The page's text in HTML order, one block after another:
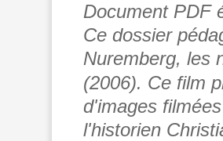
Document PDF
Ce dossier
Nuremberg, les
(2006). Ce film
d'images
l'historien